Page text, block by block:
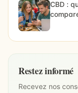
CBD :
Restez informé
Recevez nos